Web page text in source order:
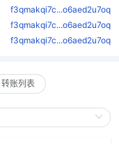
f3qmakqi7c...o6aed2u7oq
f3qmakqi7c...o6aed2u7oq
f3qmakqi7c...o6aed2u7oq
转账列表